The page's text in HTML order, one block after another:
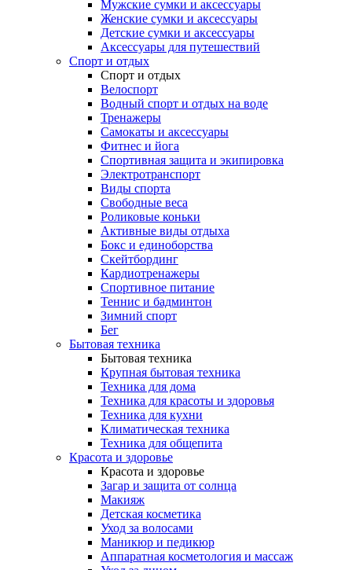
Мужские сумки и аксессуары
Женские сумки и аксессуары
Детские сумки и аксессуары
Аксессуары для путешествий
Спорт и отдых
Спорт и отдых
Велоспорт
Водный спорт и отдых на воде
Тренажеры
Самокаты и аксессуары
Фитнес и йога
Спортивная защита и экипировка
Электротранспорт
Виды спорта
Свободные веса
Роликовые коньки
Активные виды отдыха
Бокс и единоборства
Скейтбординг
Кардиотренажеры
Спортивное питание
Теннис и бадминтон
Зимний спорт
Бег
Бытовая техника
Бытовая техника
Крупная бытовая техника
Техника для дома
Техника для красоты и здоровья
Техника для кухни
Климатическая техника
Техника для общепита
Красота и здоровье
Красота и здоровье
Загар и защита от солнца
Макияж
Детская косметика
Уход за волосами
Маникюр и педикюр
Аппаратная косметология и массаж